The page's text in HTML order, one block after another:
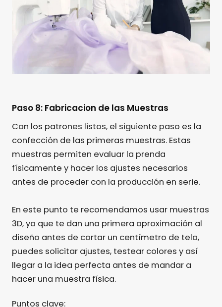
Paso 8: Fabricacion de las Muestras
Con los patrones listos, el siguiente paso es la
confección de las primeras muestras. Estas
muestras permiten evaluar la prenda
físicamente y hacer los ajustes necesarios
antes de proceder con la producción en serie.
En este punto te recomendamos usar muestras
3D, ya que te dan una primera aproximación al
diseño antes de cortar un centímetro de tela,
puedes solicitar ajustes, testear colores y así
llegar a la idea perfecta antes de mandar a
hacer una muestra física.
Puntos clave: